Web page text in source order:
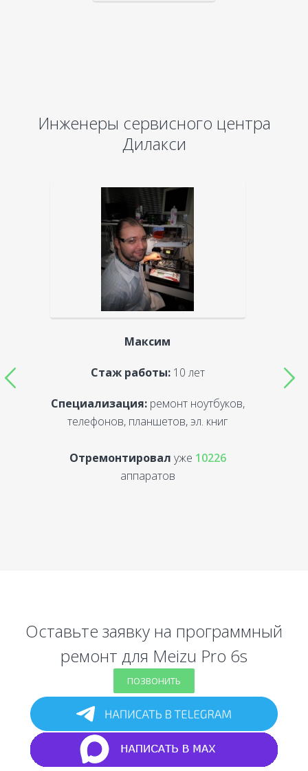
Инженеры сервисного центра
Дилакси
Максим
Стаж работы:10 лет
Специализация:ремонт ноутбуков,
телефонов, планшетов, эл. книг
Отремонтировал уже 10226
аппаратов
Оставьте заявку на программный
ремонт для Meizu Pro 6s
ПОЗВОНИТЬ